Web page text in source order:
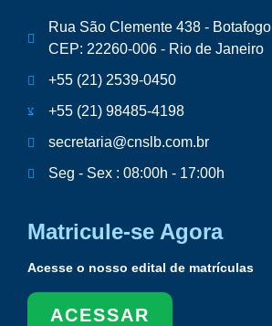
Rua São Clemente 438 - Botafogo
CEP: 22260-006 - Rio de Janeiro
+55 (21) 2539-0450
+55 (21) 98485-4198
secretaria@cnslb.com.br
Seg - Sex : 08:00h - 17:00h
Matricule-se Agora
Acesse o nosso edital de matrículas
ACESSAR